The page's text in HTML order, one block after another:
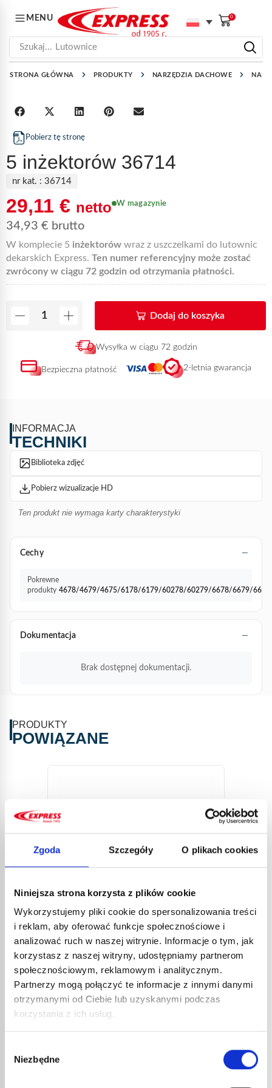
Zgoda Szczegóły O plikach cookies
Niniejsza strona korzysta z plików cookie
Wykorzystujemy pliki cookie do spersonalizowania treści
i reklam, aby oferować funkcje społecznościowe i
analizować ruch w naszej witrynie. Informacje o tym, jak
korzystasz z naszej witryny, udostępniamy partnerom
społecznościowym, reklamowym i analitycznym.
Partnerzy mogą połączyć te informacje z innymi danymi
otrzymanymi od Ciebie lub uzyskanymi podczas
korzystania z ich usług.
zgody
Niezbędne
MENU 0
Szukaj... Lutownice
STRONA GŁÓWNA PRODUKTY NARZĘDZIA DACHOWE
Pobierz tę stronę
5 inżektorów 36714
nr kat. : 36714
29,11 € netto
34,93 € brutto
W magazynie
W komplecie 5 inżektorów wraz z uszczelkami do lutownic
dekarskich Express. Ten numer referencyjny może zostać
zwrócony w ciągu 72 godzin od otrzymania płatności.
Dodaj do koszyka
Wysyłka w ciągu 72 godzin
Bezpieczna płatność 2-letnia gwarancja
INFORMACJA
TECHNIKI
Biblioteka zdjęć
Pobierz wizualizacje HD
Ten produkt nie wymaga karty charakterystyki
Cechy
Pokrewne
produkty 4678/4679/4675/6178/6179/60278/60279/6678/6679/
Dokumentacja
Brak dostępnej dokumentacji.
PRODUKTY
POWIĄZANE
LUTOWNICA DEKARSKA 60278
178,49€ netto
214,19€brutto
Lutownica dla dekarzy.